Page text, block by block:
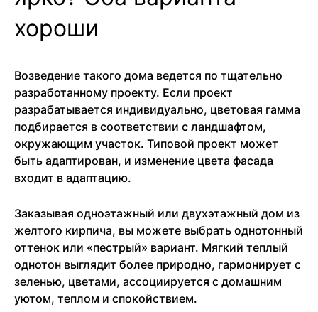
хороши
Возведение такого дома ведется по тщательно
разработанному проекту. Если проект
разрабатывается индивидуально, цветовая гамма
подбирается в соответствии с ландшафтом,
окружающим участок. Типовой проект может
быть адаптирован, и изменение цвета фасада
входит в адаптацию.
Заказывая одноэтажный или двухэтажный дом из
желтого кирпича, вы можете выбрать однотонный
оттенок или «пестрый» вариант. Мягкий теплый
однотон выглядит более природно, гармонирует с
зеленью, цветами, ассоциируется с домашним
уютом, теплом и спокойствием.